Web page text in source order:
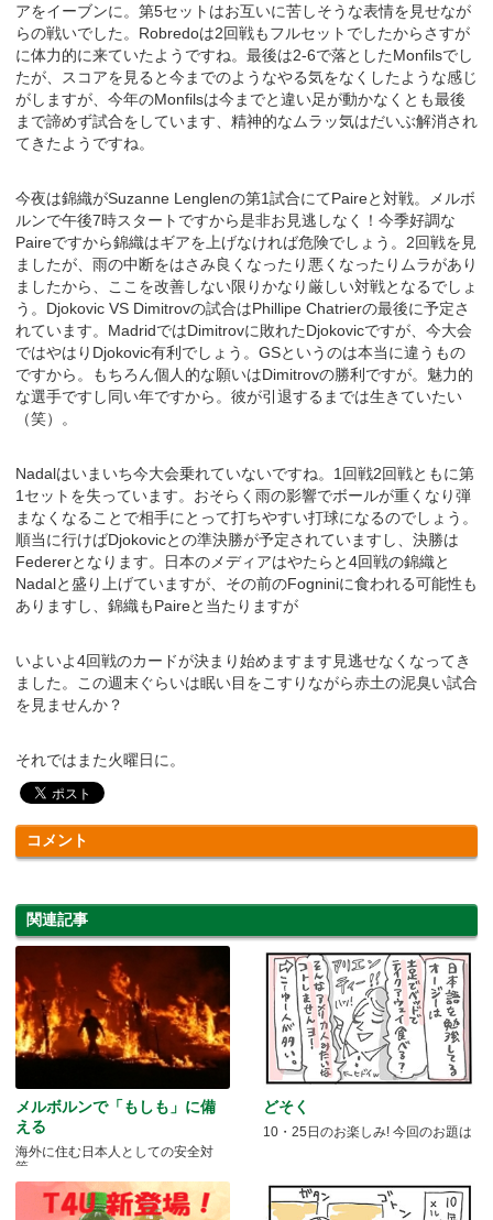
アをイーブンに。第5セットはお互いに苦しそうな表情を見せなが
らの戦いでした。Robredoは2回戦もフルセットでしたからさすが
に体力的に来ていたようですね。最後は2-6で落としたMonfilsでし
たが、スコアを見ると今までのようなやる気をなくしたような感じ
がしますが、今年のMonfilsは今までと違い足が動かなくとも最後
まで諦めず試合をしています、精神的なムラッ気はだいぶ解消され
てきたようですね。
今夜は錦織がSuzanne Lenglenの第1試合にてPaireと対戦。メルボ
ルンで午後7時スタートですから是非お見逃しなく！今季好調な
Paireですから錦織はギアを上げなければ危険でしょう。2回戦を見
ましたが、雨の中断をはさみ良くなったり悪くなったりムラがあり
ましたから、ここを改善しない限りかなり厳しい対戦となるでしょ
う。Djokovic VS Dimitrovの試合はPhillipe Chatrierの最後に予定さ
れています。MadridではDimitrovに敗れたDjokovicですが、今大会
ではやはりDjokovic有利でしょう。GSというのは本当に違うもの
ですから。もちろん個人的な願いはDimitrovの勝利ですが。魅力的
な選手ですし同い年ですから。彼が引退するまでは生きていたい
（笑）。
Nadalはいまいち今大会乗れていないですね。1回戦2回戦ともに第
1セットを失っています。おそらく雨の影響でボールが重くなり弾
まなくなることで相手にとって打ちやすい打球になるのでしょう。
順当に行けばDjokovicとの準決勝が予定されていますし、決勝は
Federerとなります。日本のメディアはやたらと4回戦の錦織と
Nadalと盛り上げていますが、その前のFogniniに食われる可能性も
ありますし、錦織もPaireと当たりますが
いよいよ4回戦のカードが決まり始めますます見逃せなくなってき
ました。この週末ぐらいは眠い目をこすりながら赤土の泥臭い試合
を見ませんか？
それではまた火曜日に。
コメント
関連記事
メルボルンで「もしも」に備
える
海外に住む日本人としての安全対
策。
どそく
10・25日のお楽しみ! 今回のお題は